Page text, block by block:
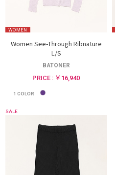
WOMEN
Women See-Through Ribnature
L/S
BATONER
PRICE : ￥16,940
1 COLOR
SALE